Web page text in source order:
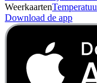
Weerkaarten
Download de app